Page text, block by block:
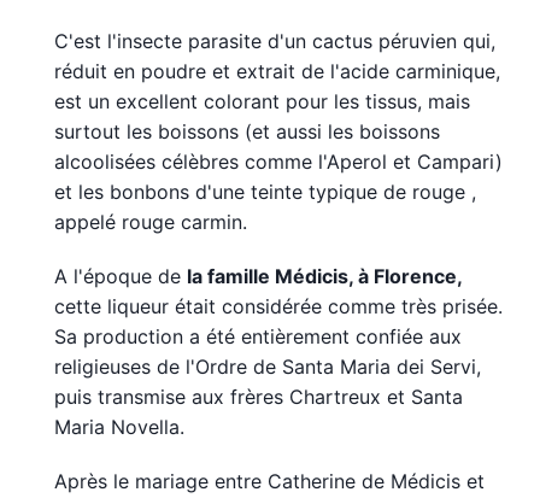
C'est l'insecte parasite d'un cactus péruvien qui,
réduit en poudre et extrait de l'acide carminique,
est un excellent colorant pour les tissus, mais
surtout les boissons (et aussi les boissons
alcoolisées célèbres comme l'Aperol et Campari)
et les bonbons d'une teinte typique de rouge ,
appelé rouge carmin.
A l'époque de la famille Médicis, à Florence,
cette liqueur était considérée comme très prisée.
Sa production a été entièrement confiée aux
religieuses de l'Ordre de Santa Maria dei Servi,
puis transmise aux frères Chartreux et Santa
Maria Novella.
Après le mariage entre Catherine de Médicis et